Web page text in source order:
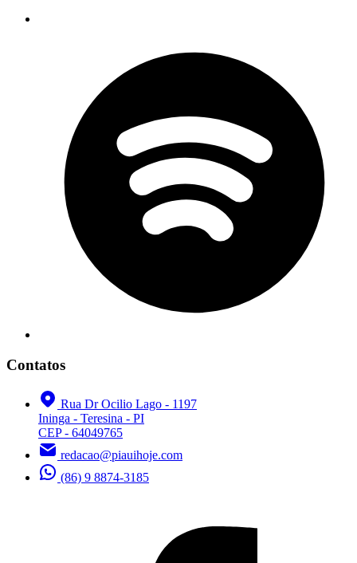
Contatos
Rua Dr Ocilio Lago - 1197
Ininga - Teresina - PI
CEP - 64049765
redacao@piauihoje.com
(86) 9 8874-3185